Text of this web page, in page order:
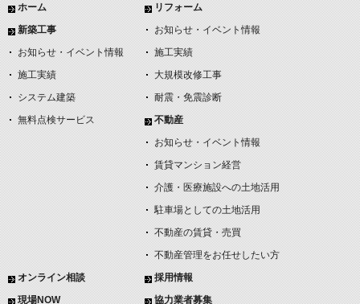
ホーム
新築工事
お知らせ・イベント情報
施工実績
システム建築
無料点検サービス
リフォーム
お知らせ・イベント情報
施工実績
大規模改修工事
耐震・免震診断
不動産
お知らせ・イベント情報
賃貸マンション経営
介護・医療施設への土地活用
駐車場としての土地活用
不動産の賃貸・売買
不動産管理をお任せしたい方
オンライン相談
現場NOW
採用情報
協力業者募集